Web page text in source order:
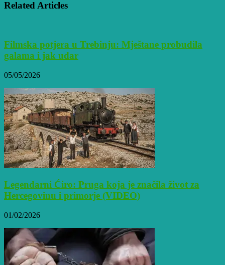
Related Articles
Filmska potjera u Trebinju: Mještane probudila
galama i jak udar
05/05/2026
Legendarni Ćiro: Pruga koja je značila život za
Hercegovinu i primorje (VIDEO)
01/02/2026